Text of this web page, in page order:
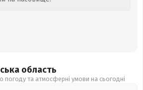
область
погоду та атмосферні умови на сьогодні